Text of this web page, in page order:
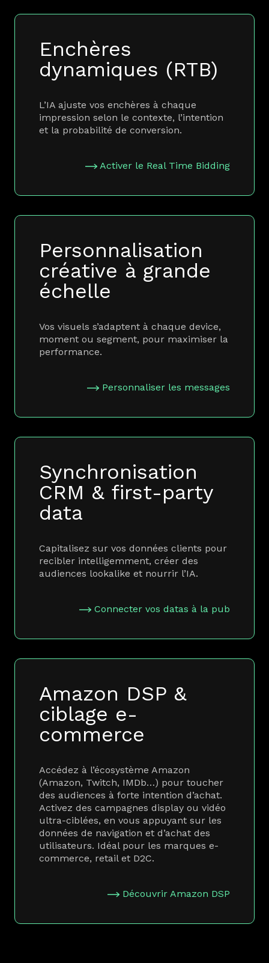
Enchères
dynamiques (RTB)
L’IA ajuste vos enchères à chaque
impression selon le contexte, l’intention
et la probabilité de conversion.
Activer le Real Time Bidding
Personnalisation
créative à grande
échelle
Vos visuels s’adaptent à chaque device,
moment ou segment, pour maximiser la
performance.
Personnaliser les messages
Synchronisation
CRM & first-party
data
Capitalisez sur vos données clients pour
recibler intelligemment, créer des
audiences lookalike et nourrir l’IA.
Connecter vos datas à la pub
Amazon DSP &
ciblage e-
commerce
Accédez à l’écosystème Amazon
(Amazon, Twitch, IMDb…) pour toucher
des audiences à forte intention d’achat.
Activez des campagnes display ou vidéo
ultra-ciblées, en vous appuyant sur les
données de navigation et d’achat des
utilisateurs. Idéal pour les marques e-
commerce, retail et D2C.
Découvrir Amazon DSP